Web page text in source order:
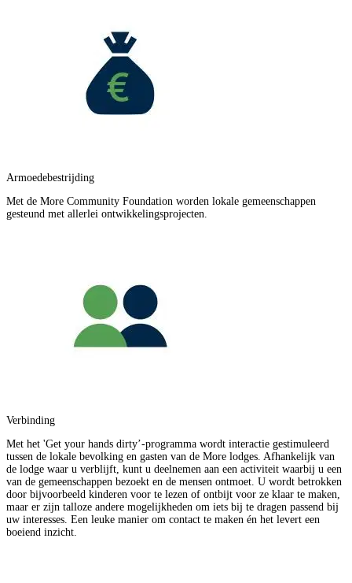
Armoedebestrijding
Met de More Community Foundation worden lokale gemeenschappen
gesteund met allerlei ontwikkelingsprojecten.
Verbinding
Met het 'Get your hands dirty’-programma wordt interactie gestimuleerd
tussen de lokale bevolking en gasten van de More lodges. Afhankelijk van
de lodge waar u verblijft, kunt u deelnemen aan een activiteit waarbij u een
van de gemeenschappen bezoekt en de mensen ontmoet. U wordt betrokken
door bijvoorbeeld kinderen voor te lezen of ontbijt voor ze klaar te maken,
maar er zijn talloze andere mogelijkheden om iets bij te dragen passend bij
uw interesses. Een leuke manier om contact te maken én het levert een
boeiend inzicht.